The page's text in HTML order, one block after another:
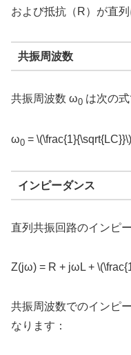
および抵抗（ R）が直
共振周波数
共振周波数 ω0 は次の
ω0 = \(\frac{1}{\sqrt{LC}}\)
インピーダンス
直列共振回路のインピ
Z(jω) = R + jωL +
共振周波数でのインピ
なります：